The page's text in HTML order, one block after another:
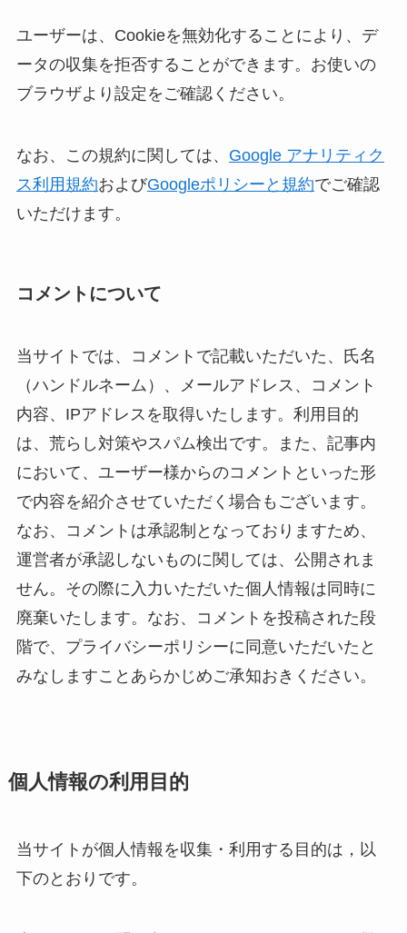
ユーザーは、Cookieを無効化することにより、デ
ータの収集を拒否することができます。お使いの
ブラウザより設定をご確認ください。
なお、この規約に関しては、 Google アナリティク
ス利用規約およびGoogleポリシーと規約でご確認
いただけます。
コメントについて
当サイトでは、コメントで記載いただいた、氏名
（ハンドルネーム）、メールアドレス、コメント
内容、IPアドレスを取得いたします。利用目的
は、荒らし対策やスパム検出です。また、記事内
において、ユーザー様からのコメントといった形
で内容を紹介させていただく場合もございます。
なお、コメントは承認制となっておりますため、
運営者が承認しないものに関しては、公開されま
せん。その際に入力いただいた個人情報は同時に
廃棄いたします。なお、コメントを投稿された段
階で、プライバシーポリシーに同意いただいたと
みなしますことあらかじめご承知おきください。
個人情報の利用目的
当サイトが個人情報を収集・利用する目的は，以
下のとおりです。